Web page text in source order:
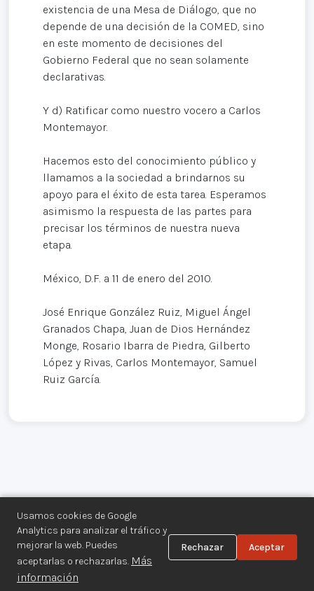
Usamos cookies de Google
Analytics para analizar el tráfico y
mejorar la web. Puedes
aceptarlas o rechazarlas. Más
información
Rechazar Aceptar
existencia de una Mesa de Diálogo, que no
depende de una decisión de la COMED, sino
en este momento de decisiones del
Gobierno Federal que no sean solamente
declarativas.
Y d) Ratificar como nuestro vocero a Carlos
Montemayor.
Hacemos esto del conocimiento público y
llamamos a la sociedad a brindarnos su
apoyo para el éxito de esta tarea. Esperamos
asimismo la respuesta de las partes para
precisar los términos de nuestra nueva
etapa.
México, D.F. a 11 de enero del 2010.
José Enrique González Ruiz, Miguel Ángel
Granados Chapa, Juan de Dios Hernández
Monge, Rosario Ibarra de Piedra, Gilberto
López y Rivas, Carlos Montemayor, Samuel
Ruiz García.
Centro de Documentación de los
Movimientos Armados©
Aviso legal·Privacidad